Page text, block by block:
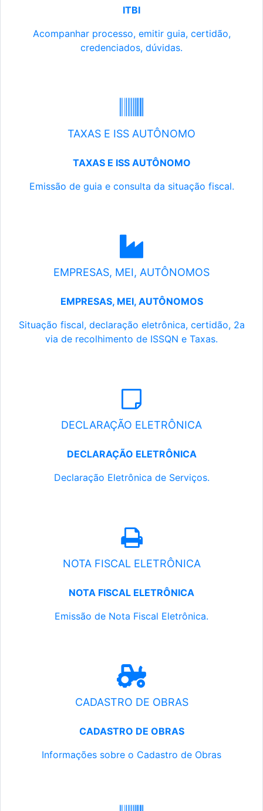
ITBI
Acompanhar processo, emitir guia, certidão,
credenciados, dúvidas.
TAXAS E ISS AUTÔNOMO
TAXAS E ISS AUTÔNOMO
Emissão de guia e consulta da situação fiscal.
EMPRESAS, MEI, AUTÔNOMOS
EMPRESAS, MEI, AUTÔNOMOS
Situação fiscal, declaração eletrônica, certidão, 2a
via de recolhimento de ISSQN e Taxas.
DECLARAÇÃO ELETRÔNICA
DECLARAÇÃO ELETRÔNICA
Declaração Eletrônica de Serviços.
NOTA FISCAL ELETRÔNICA
NOTA FISCAL ELETRÔNICA
Emissão de Nota Fiscal Eletrônica.
CADASTRO DE OBRAS
CADASTRO DE OBRAS
Informações sobre o Cadastro de Obras